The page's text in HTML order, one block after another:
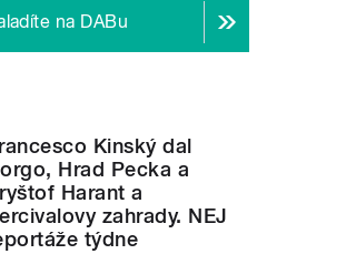
na DABu
Kinský dal
Hrad Pecka a
Harant a
zahrady. NEJ
týdne